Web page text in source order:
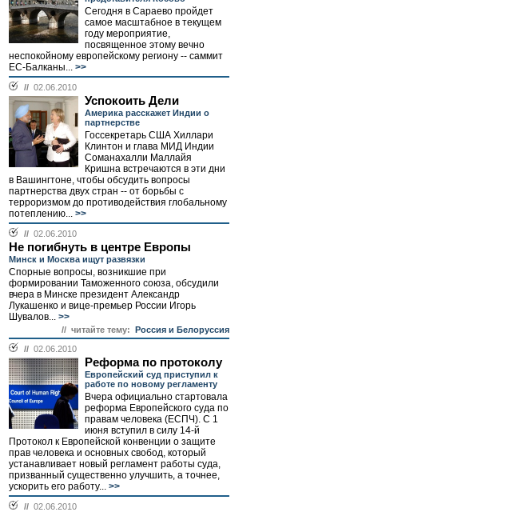
Сегодня в Сараево пройдет
самое масштабное в текущем
году мероприятие,
посвященное этому вечно
неспокойному европейскому региону -- саммит
ЕС-Балканы... >>
// 02.06.2010
Успокоить Дели
Америка расскажет Индии о
партнерстве
Госсекретарь США Хиллари
Клинтон и глава МИД Индии
Соманахалли Маллайя
Кришна встречаются в эти дни
в Вашингтоне, чтобы обсудить вопросы
партнерства двух стран -- от борьбы с
терроризмом до противодействия глобальному
потеплению... >>
// 02.06.2010
Не погибнуть в центре Европы
Минск и Москва ищут развязки
Спорные вопросы, возникшие при
формировании Таможенного союза, обсудили
вчера в Минске президент Александр
Лукашенко и вице-премьер России Игорь
Шувалов... >>
// читайте тему: Россия и Белоруссия
// 02.06.2010
Реформа по протоколу
Европейский суд приступил к
работе по новому регламенту
Вчера официально стартовала
реформа Европейского суда по
правам человека (ЕСПЧ). С 1
июня вступил в силу 14-й
Протокол к Европейской конвенции о защите
прав человека и основных свобод, который
устанавливает новый регламент работы суда,
призванный существенно улучшить, а точнее,
ускорить его работу... >>
// 02.06.2010